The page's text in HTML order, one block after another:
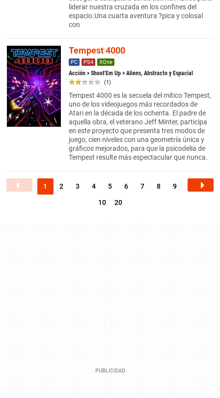
liderar nuestra cruzada en los confines del
espacio.Una cuarta aventura ?pica y colosal
con
Tempest 4000
PC PS4 XOne
Acción > Shoot'Em Up > Aliens, Abstracto y Espacial
(1)
Tempest 4000 es la secuela del mítico Tempest,
uno de los videojuegos más recordados de
Atari en la década de los ochenta. El padre de
aquella obra, el veterano Jeff Minter, participa
en este proyecto que presenta tres modos de
juego, cien niveles con una geometría única y
gráficos mejorados, para que la psicodelia de
Tempest resulte más espectacular que nunca.
1 2 3 4 5 6 7 8 9
10 20